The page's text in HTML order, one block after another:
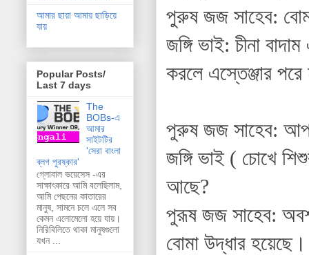
পুরুষ জজ সাহেব:
জঙ্গি ভাই: চীনা
করলে এস্তেঞ্জার
পুরুষ জজ সাহেব:
জঙ্গি ভাই ( চোখে
আছে?
পুরূষ জজ সাহেব:
বোমা উদ্ধার হয়েছে।
আমার ছায়া আমায় ছাড়িয়ে
যায়
Popular Posts/
Last 7 days
The
BOBs-এ
আমার
সাইটটির
'সেরা বাংলা
ব্লগ পুরষ্কার'
গ্লোবাল ভয়েসেস -এর
সাক্ষাৎকারে আমি বলেছিলাম,
আমি পেছনের কাতারের
মানুষ, সামনে চলে এলে সব
কেমন এলোমেলো হয়ে যায়।
নিরিবিলিতে থাকা মানুষগুলো
যখন ...